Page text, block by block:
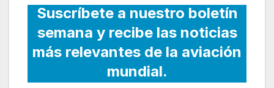
Suscríbete a nuestro boletín
semana y recibe las noticias
más relevantes de la aviación
mundial.